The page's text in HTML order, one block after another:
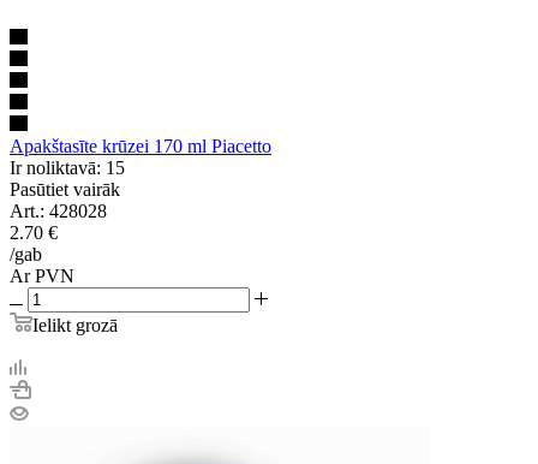
Apakštasīte krūzei 170 ml Piacetto
Ir noliktavā: 15
Pasūtiet vairāk
Art.: 428028
2.70 €
/gab
Ar PVN
Ielikt grozā